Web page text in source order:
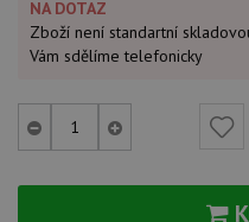
NA DOTAZ
Zboží není standartní
Vám sdělíme telefonicky